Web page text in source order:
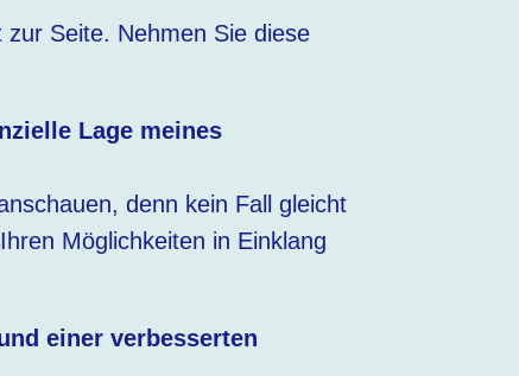
Seite. Nehmen Sie diese
Lage meines
denn kein Fall gleicht
Möglichkeiten in Einklang
einer verbesserten